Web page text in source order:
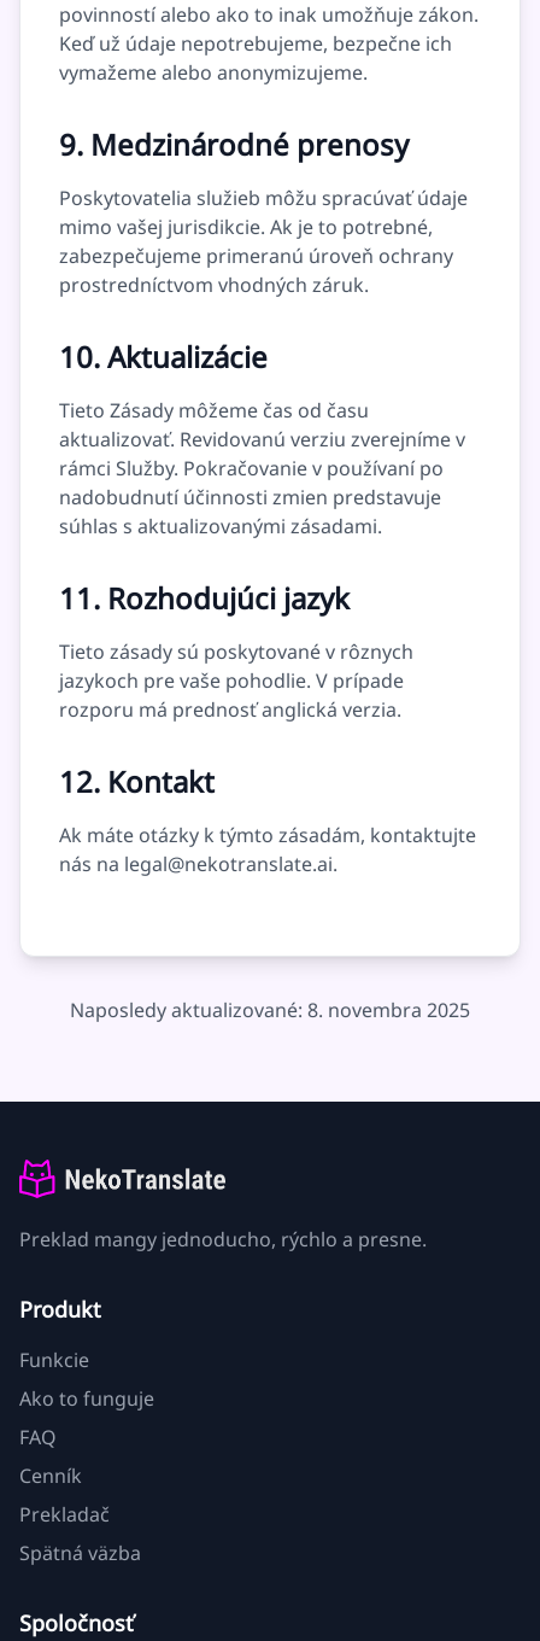
povinností alebo ako to inak umožňuje zákon.
Keď už údaje nepotrebujeme, bezpečne ich
vymažeme alebo anonymizujeme.
9. Medzinárodné prenosy
Poskytovatelia služieb môžu spracúvať údaje
mimo vašej jurisdikcie. Ak je to potrebné,
zabezpečujeme primeranú úroveň ochrany
prostredníctvom vhodných záruk.
10. Aktualizácie
Tieto Zásady môžeme čas od času
aktualizovať. Revidovanú verziu zverejníme v
rámci Služby. Pokračovanie v používaní po
nadobudnutí účinnosti zmien predstavuje
súhlas s aktualizovanými zásadami.
11. Rozhodujúci jazyk
Tieto zásady sú poskytované v rôznych
jazykoch pre vaše pohodlie. V prípade
rozporu má prednosť anglická verzia.
12. Kontakt
Ak máte otázky k týmto zásadám, kontaktujte
nás na legal@nekotranslate.ai.
Naposledy aktualizované: 8. novembra 2025
Preklad mangy jednoducho, rýchlo a presne.
Produkt
Funkcie
Ako to funguje
FAQ
Cenník
Prekladač
Spätná väzba
Spoločnosť